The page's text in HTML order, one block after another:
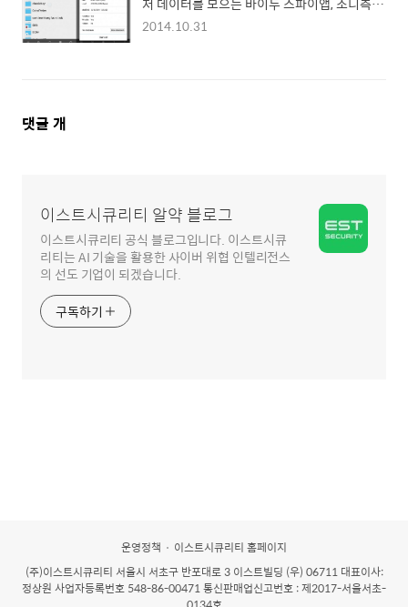
서는 '예상치 못한 행동'이라고 밝혀
2014.10.31
댓
댓글 개
이스트시큐리티 알약 블로그
이스트시큐리티 공식 블로그입니다. 이스트시큐
리티는 AI 기술을 활용한 사이버 위협 인텔리전스
의 선도 기업이 되겠습니다.
구독하기
운영정책
이스트시큐리티 홈페이지
(주)이스트시큐리티 서울시 서초구 반포대로 3 이스트빌딩 (우) 06711 대표이사:
정상원 사업자등록번호 548-86-00471 통신판매업신고번호 : 제2017-서울서초-